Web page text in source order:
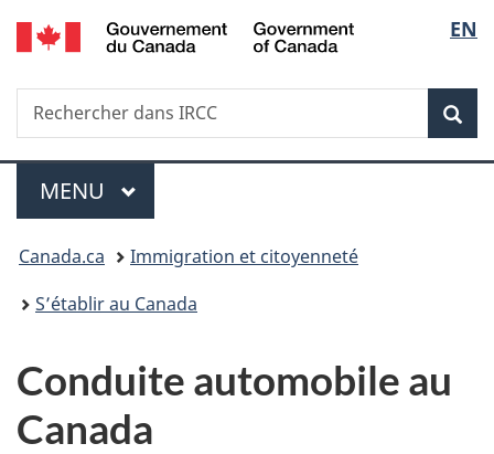
Passer
au
Passer
à
du
Passer
au
section
Passer
à
simplifiée
de
la
EN
Recherche
Rechercher
dans
Menu
MENU PRINCIPAL
Vous
êtes
Canada.ca
Immigration et citoyenneté
S’établir au Canada
Conduite automobile au
Canada